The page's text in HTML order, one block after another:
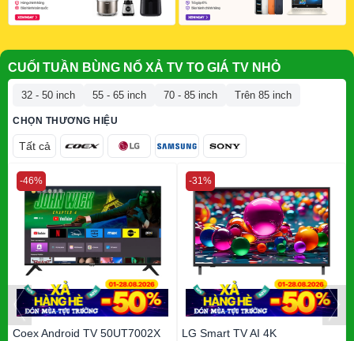
CUỐI TUẦN BÙNG NỔ XẢ TV TO GIÁ TV NHỎ
32 - 50 inch 55 - 65 inch 70 - 85 inch Trên 85 inch
CHỌN THƯƠNG HIỆU
Tất cả
Coex Android TV 50UT7002X
-46%
LG Smart TV AI 4K
-31%